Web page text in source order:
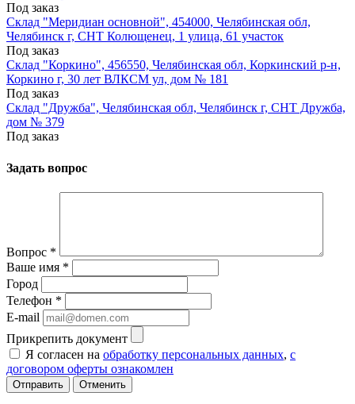
Под заказ
Склад "Меридиан основной", 454000, Челябинская обл,
Челябинск г, СНТ Колющенец, 1 улица, 61 участок
Под заказ
Склад "Коркино", 456550, Челябинская обл, Коркинский р-н,
Коркино г, 30 лет ВЛКСМ ул, дом № 181
Под заказ
Склад "Дружба", Челябинская обл, Челябинск г, СНТ Дружба,
дом № 379
Под заказ
Задать вопрос
Вопрос *
Ваше имя *
Город
Телефон *
E-mail
Прикрепить документ
Я согласен на обработку персональных данных, с
договором оферты ознакомлен
Отменить